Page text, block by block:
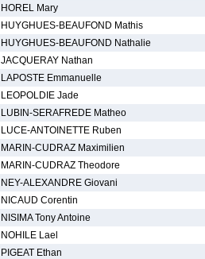
HOREL Mary
HUYGHUES-BEAUFOND Mathis
HUYGHUES-BEAUFOND Nathalie
JACQUERAY Nathan
LAPOSTE Emmanuelle
LEOPOLDIE Jade
LUBIN-SERAFREDE Matheo
LUCE-ANTOINETTE Ruben
MARIN-CUDRAZ Maximilien
MARIN-CUDRAZ Theodore
NEY-ALEXANDRE Giovani
NICAUD Corentin
NISIMA Tony Antoine
NOHILE Lael
PIGEAT Ethan